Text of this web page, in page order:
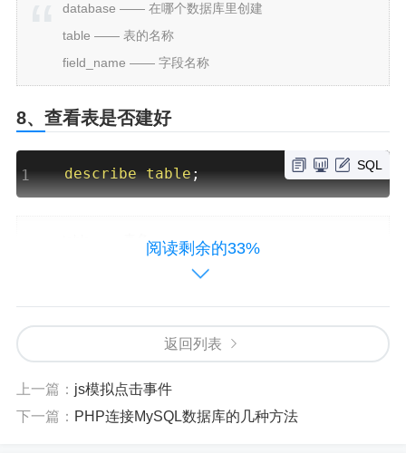
database —— 在哪个数据库里创建
table —— 表的名称
field_name —— 字段名称
8、查看表是否建好
SQL
describe table;
table —— 表名
DATABASE database
10、表的操作
阅读剩余的33%
返回列表
上一篇： js模拟点击事件
下一篇： PHP连接MySQL数据库的几种方法